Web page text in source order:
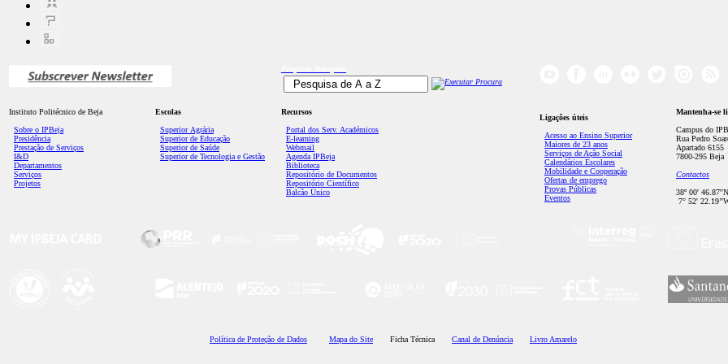
Instituto Politécnico de Beja
Sobre o IPBeja
Presidência
Prestação de Serviços
I&D
Departamentos
Serviços
Projetos
Escolas
Superior Agrária
Superior de Educação
Superior de Saúde
Superior de Tecnologia e Gestão
Recursos
Portal dos Serv. Académicos
E-learning
Webmail
Agenda IPBeja
Biblioteca
Repositório de Documentos
Repositório Científico
Balcão Único
Ligações úteis
Acesso ao Ensino Superior
Maiores de 23 anos
Serviços de Ação Social
Calendários Escolares
Mobilidade e Cooperação
Ofertas de emprego
Provas Públicas
Eventos
Mantenha-se
Campus do
Rua Pedro
Apartado 6155
7800-295 Beja
Contactos
38º 00' 46.87''N
7° 52'
Política de Proteção de Dados Mapa do Site Ficha Técnica Canal de Denúncia Livro Amarelo